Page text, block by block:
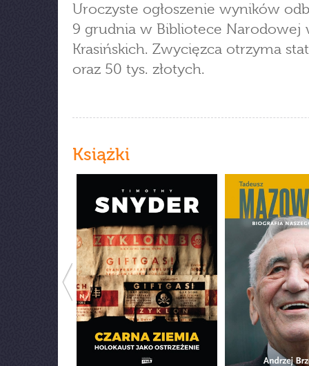
Uroczyste ogłoszenie wyników
9 grudnia w Bibliotece Narodowej
Krasińskich. Zwycięzca otrzyma
oraz 50 tys. złotych.
Książki